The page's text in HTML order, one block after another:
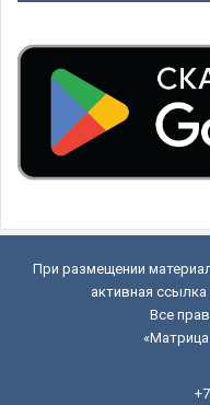
При размещении
активная ссылка
Все